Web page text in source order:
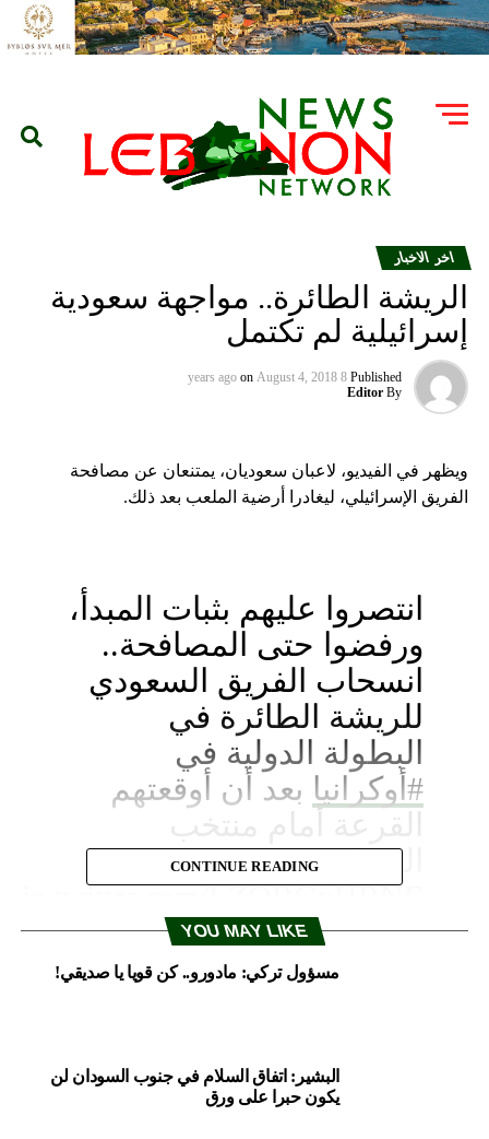
اخر الاخبار
الريشة الطائرة.. مواجهة سعودية
إسرائيلية لم تكتمل
Published
8 years ago
on August 4, 2018
By
Editor
ويظهر في الفيديو، لاعبان سعوديان، يمتنعان عن مصافحة
الفريق الإسرائيلي، ليغادرا أرضية الملعب بعد ذلك.
انتصروا عليهم بثبات المبدأ،
ورفضوا حتى المصافحة..
انسحاب الفريق السعودي
للريشة الطائرة في
البطولة الدولية في
#أوكرانيا بعد أن أوقعتهم
القرعة أمام منتخب
الصهاينة.
pic.twitter.com/LZORGxHRNE
— صحيفة سبق الإلكترونية
CONTINUE READING
YOU MAY LIKE
مسؤول تركي: مادورو.. كن قويا يا صديقي!
البشير: اتفاق السلام في جنوب السودان لن
يكون حبرا على ورق